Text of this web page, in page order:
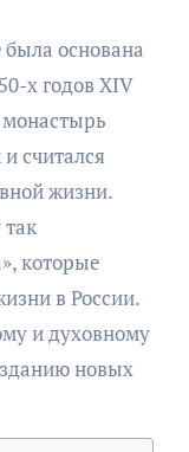
была основана
х годов XIV
монастырь
считался
жизни.
которые
в России.
и духовному
новых